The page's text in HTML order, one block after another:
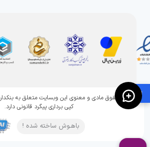
🛍️
تمامی حقوق مادی و معنوی این وبسایت متعلق به
کپی برداری پیگرد قانونی دارد.
باهـوش ساخته شده !